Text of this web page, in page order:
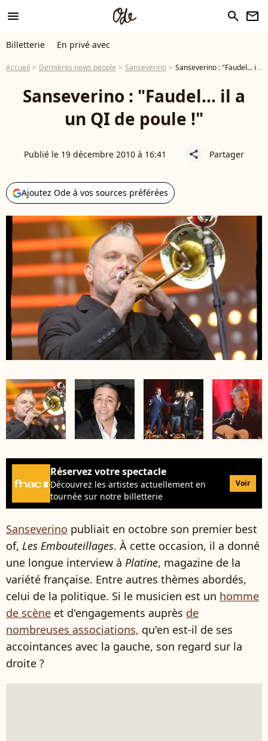
menu search newsletter
Billetterie En privé avec
Accueil Dernières news people Sanseverino Sanseverino : "Faudel... il a un QI de poule !"
Sanseverino : "Faudel... il a
un QI de poule !"
Publié le 19 décembre 2010 à 16:41 share Partager
Ajoutez Ode à vos sources préférées
Réservez votre spectacle
Découvrez les artistes actuellement en
tournée sur notre billetterie
Voir
Sanseverino publiait en octobre son premier best
of, Les Embouteillages. À cette occasion, il a donné
une longue interview à Platine, magazine de la
variété française. Entre autres thèmes abordés,
celui de la politique. Si le musicien est un homme
de scène et d'engagements auprès de
nombreuses associations, qu'en est-il de ses
accointances avec la gauche, son regard sur la
droite ?